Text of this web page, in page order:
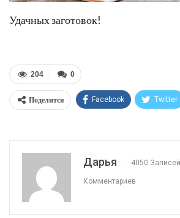
Удачных заготовок!
0
204
Поделится Facebook Twitter
Дарья 4050 Записей
Комментариев